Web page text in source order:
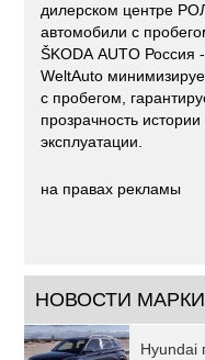
дилерском центре
автомобили с
ŠKODA AUTO
WeltAuto
с пробегом,
прозрачность
эксплуатации.
на правах рекламы
НОВОСТИ МАРКИ
Hyundai